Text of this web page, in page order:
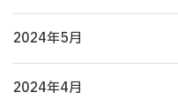
2024年5月
2024年4月